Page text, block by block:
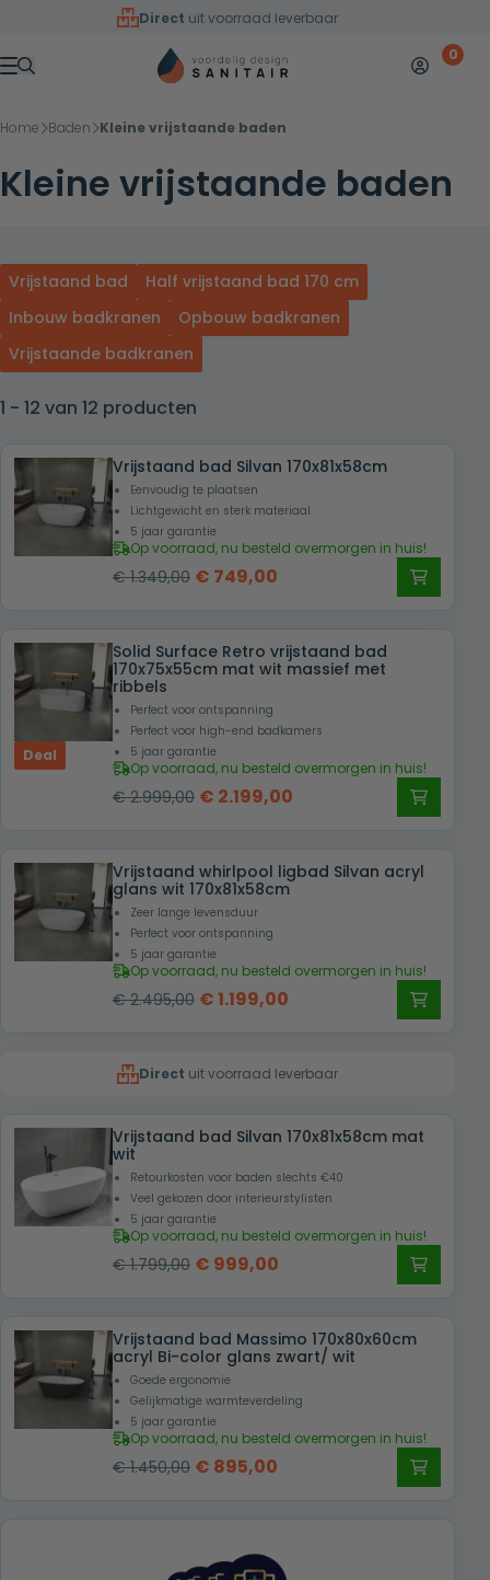
Overslaan naar inhoud
Direct uit voorraad leverbaar
Menu
Mijn 0
Home Baden Kleine vrijstaande baden
Kleine vrijstaande baden
Vrijstaand bad
Half vrijstaand bad 170 cm
Inbouw badkranen
Opbouw badkranen
Vrijstaande badkranen
1 - 12 van 12 producten
Vrijstaand bad Silvan 170x81x58cm
Eenvoudig te plaatsen
Lichtgewicht en sterk materiaal
5 jaar garantie
Op voorraad, nu besteld overmorgen in huis!
€1.349,00 Oorspronkelijke
was:
€ 1.349,00.
€ 749,00
is:
€ 749,00.
Solid Surface Retro vrijstaand bad
170x75x55cm mat wit massief met
ribbels
Perfect voor ontspanning
Perfect voor high-end badkamers
5 jaar garantie
Op voorraad, nu besteld overmorgen in huis!
€2.999,00 Oorspronkelijke
was:
€ 2.999,00.
€ 2.199,00
is:
€ 2.199,00.
Deal
Vrijstaand whirlpool ligbad Silvan acryl
glans wit 170x81x58cm
Zeer lange levensduur
Perfect voor ontspanning
5 jaar garantie
Op voorraad, nu besteld overmorgen in huis!
€2.495,00 Oorspronkelijke
€ 2.495,00.
€1.199,00
€ 1.199,00.
Direct uit voorraad leverbaar
Vrijstaand bad Silvan 170x81x58cm mat
wit
Retourkosten voor baden slechts €40
Veel gekozen door interieurstylisten
5 jaar garantie
Op voorraad, nu besteld overmorgen in huis!
€1.799,00 Oorspronkelijke
was:
€ 1.799,00.
€ 999,00
is:
€ 999,00.
Vrijstaand bad Massimo 170x80x60cm
acryl Bi-color glans zwart/ wit
Goede ergonomie
Gelijkmatige warmteverdeling
5 jaar garantie
Op voorraad, nu besteld overmorgen in huis!
€1.450,00 Oorspronkelijke
was:
€ 1.450,00.
€ 895,00
is: